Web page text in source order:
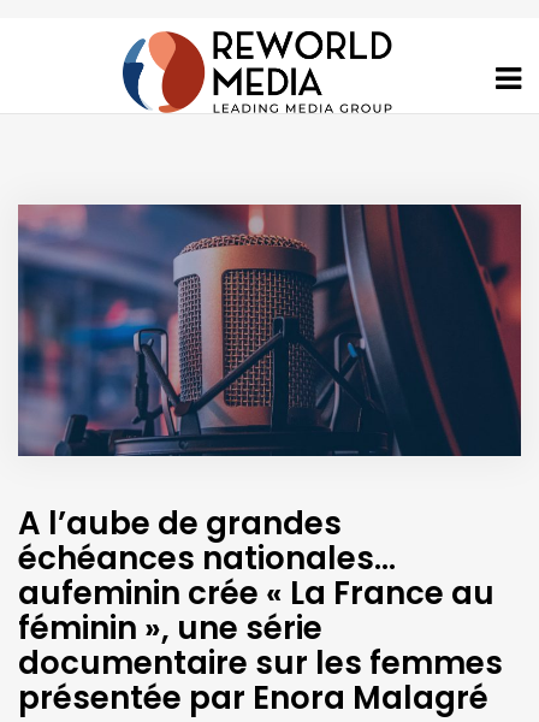
A l’aube de grandes
échéances nationales…
aufeminin crée « La France au
féminin », une série
documentaire sur les femmes
présentée par Enora Malagré